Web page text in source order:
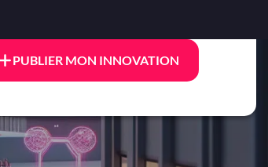
PUBLIER MON INNOVATION